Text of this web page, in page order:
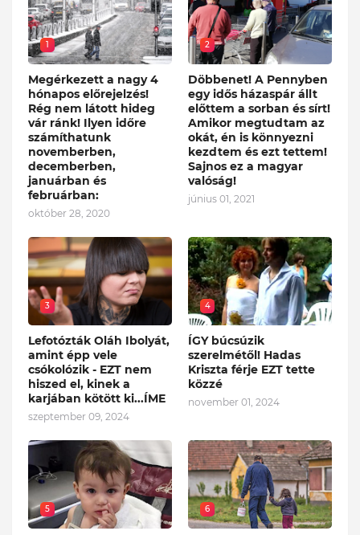
1
Megérkezett a nagy 4
hónapos előrejelzés!
Rég nem látott hideg
vár ránk! Ilyen időre
számíthatunk
novemberben,
decemberben,
januárban és
februárban:
október 28, 2020
2
Döbbenet! A Pennyben
egy idős házaspár állt
előttem a sorban és sírt!
Amikor megtudtam az
okát, én is könnyezni
kezdtem és ezt tettem!
Sajnos ez a magyar
valóság!
június 01, 2021
3
Lefotózták Oláh Ibolyát,
amint épp vele
csókolózik - EZT nem
hiszed el, kinek a
karjában kötött ki...ÍME
szeptember 09, 2024
4
ÍGY búcsúzik
szerelmétől! Hadas
Kriszta férje EZT tette
közzé
november 01, 2024
5 6